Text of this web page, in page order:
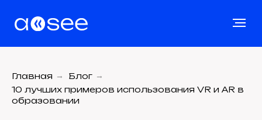
Главная → Блог →
10 лучших примеров использования VR и AR в
образовании